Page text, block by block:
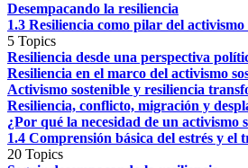
Desempacando la resiliencia
1.3 Resiliencia como pilar del activismo
5 Topics
Resiliencia desde una perspectiva
Resiliencia en el marco del activismo
Activismo sostenible y resiliencia
Resiliencia, conflicto, migración y
¿Por qué la necesidad de un activismo
1.4 Comprensión básica del estrés y el
20 Topics